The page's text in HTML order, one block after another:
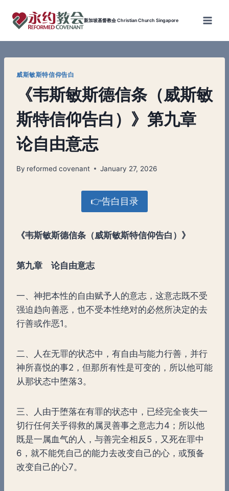
新加坡基督教会 Christian Church Singapore
威斯敏斯特信仰告白
《韦斯敏斯德信条（威斯敏
斯特信仰告白）》第九章
论自由意志
By reformed covenant January 27, 2026
👉告白目录
《韦斯敏斯德信条（威斯敏斯特信仰告白）》
第九章 论自由意志
一、神把本性的自由赋予人的意志，这意志既不受
强迫趋向善恶，也不受本性绝对的必然所决定的去
行善或作恶1。
二、人在无罪的状态中，有自由与能力行善，并行
神所喜悦的事2，但那所有性是可变的，所以他可能
从那状态中堕落3。
三、人由于堕落在有罪的状态中，已经完全丧失一
切行任何关乎得救的属灵善事之意志力4；所以他
既是一属血气的人，与善完全相反5，又死在罪中
6，就不能凭自己的能力去改变自己的心，或预备
改变自己的心7。